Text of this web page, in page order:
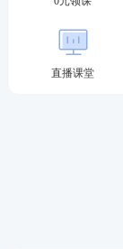
直播课堂